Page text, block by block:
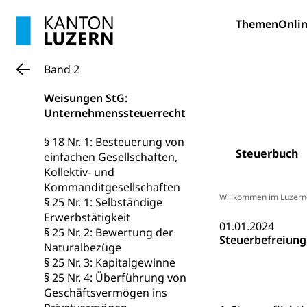
Themen
Steuerbuch
Band 2
Weisungen StG:
Unternehmenssteuerrecht
§ 18 Nr. 1: Besteuerung von
einfachen Gesellschaften,
Kollektiv- und
Kommanditgesellschaften
§ 25 Nr. 1: Selbständige
Erwerbstätigkeit
§ 25 Nr. 2: Bewertung der
Naturalbezüge
§ 25 Nr. 3: Kapitalgewinne
§ 25 Nr. 4: Überführung von
Geschäftsvermögen ins
Willkommen im
01.01.2024
Staatsarchiv
Kulturelle
Kulturpolitik,
Förderung,